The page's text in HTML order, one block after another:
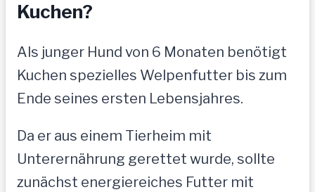
Kuchen?
Als junger Hund von 6 Monaten benötigt
Kuchen spezielles Welpenfutter bis zum
Ende seines ersten Lebensjahres.
Da er aus einem Tierheim mit
Unterernährung gerettet wurde, sollte
zunächst energiereiches Futter mit